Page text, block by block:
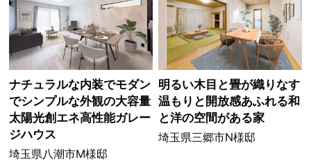
ナチュラルな内装でモダン
でシンプルな外観の大容量
太陽光創エネ高性能ガレー
ジハウス
埼玉県八潮市M様邸
明るい木目と畳が織りなす
温もりと開放感あふれる和
と洋の空間がある家
埼玉県三郷市N様邸